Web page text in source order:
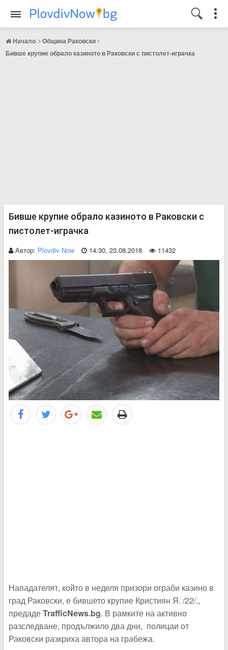
Начало
Община Раковски
Бивше крупие обрало казиното в Раковски с пистолет-играчка
Бивше крупие обрало казиното в Раковски с
пистолет-играчка
Автор: Plovdiv Now 14:30, 23.08.2018 11432
Нападателят, който в неделя призори ограби казино в
град Раковски, е бившето крупие Кристиян Я. /22/.,
предадеTrafficNews.bg. В рамките на активно
разследване, продължило два дни, полицаи от
Раковски разкриха автора на грабежа.